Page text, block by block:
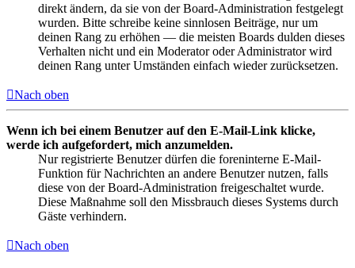
direkt ändern, da sie von der Board-Administration festgelegt
wurden. Bitte schreibe keine sinnlosen Beiträge, nur um
deinen Rang zu erhöhen — die meisten Boards dulden dieses
Verhalten nicht und ein Moderator oder Administrator wird
deinen Rang unter Umständen einfach wieder zurücksetzen.
Nach oben
Wenn ich bei einem Benutzer auf den E-Mail-Link klicke,
werde ich aufgefordert, mich anzumelden.
Nur registrierte Benutzer dürfen die foreninterne E-Mail-
Funktion für Nachrichten an andere Benutzer nutzen, falls
diese von der Board-Administration freigeschaltet wurde.
Diese Maßnahme soll den Missbrauch dieses Systems durch
Gäste verhindern.
Nach oben